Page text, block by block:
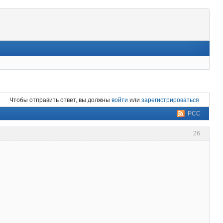
Чтобы отправить ответ, вы должнывойти илизарегистрироваться
РСС
26